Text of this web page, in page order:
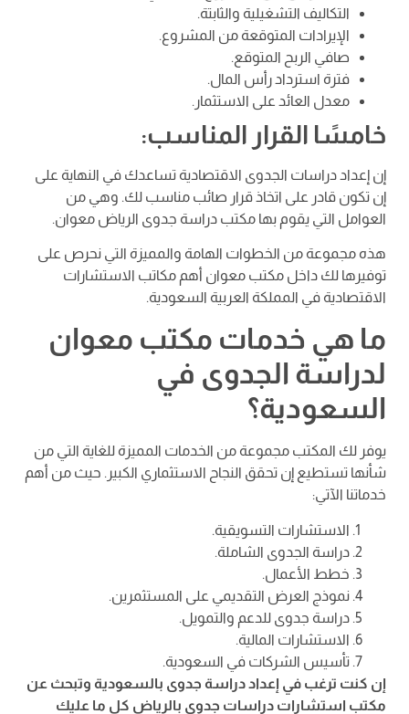
التكاليف التشغيلية والثابتة.
الإيرادات المتوقعة من المشروع.
صافي الربح المتوقع.
فترة استرداد رأس المال.
معدل العائد على الاستثمار.
خامسًا القرار المناسب:
إن إعداد دراسات الجدوى الاقتصادية تساعدك في النهاية على
إن تكون قادر على اتخاذ قرار صائب مناسب لك. وهي من
العوامل التي يقوم بها مكتب دراسة جدوى الرياض معوان.
هذه مجموعة من الخطوات الهامة والمميزة التي نحرص على
توفيرها لك داخل مكتب معوان أهم مكاتب الاستشارات
الاقتصادية في المملكة العربية السعودية.
ما هي خدمات مكتب معوان
لدراسة الجدوى في
السعودية؟
يوفر لك المكتب مجموعة من الخدمات المميزة للغاية التي من
شأنها تستطيع إن تحقق النجاح الاستثماري الكبير. حيث من أهم
خدماتنا الآتي:
الاستشارات التسويقية.
دراسة الجدوى الشاملة.
خطط الأعمال.
نموذج العرض التقديمي على المستثمرين.
دراسة جدوى للدعم والتمويل.
الاستشارات المالية.
تأسيس الشركات في السعودية.
إن كنت ترغب في إعداد دراسة جدوى بالسعودية وتبحث عن
مكتب استشارات دراسات جدوى بالرياض كل ما عليك